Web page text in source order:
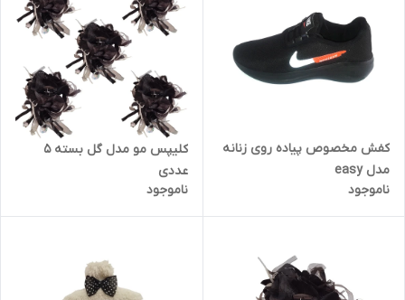
کفش مخصوص پیاده روی زنانه
مدل easy
ناموجود
کلیپس مو مدل گل بسته 5
عددی
ناموجود